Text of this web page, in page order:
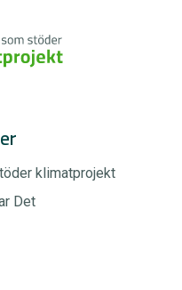
klimatprojekt
Det